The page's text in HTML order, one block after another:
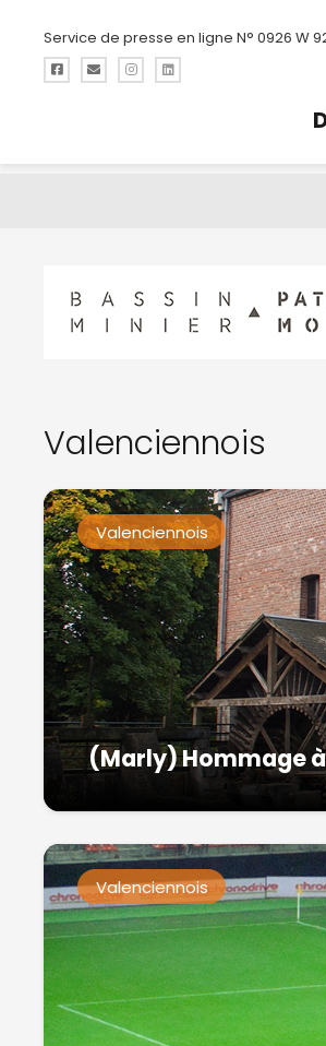
Service de presse en ligne N° 0926 W
Valenciennois
Valenciennois
(Marly) Hommage
Valenciennois